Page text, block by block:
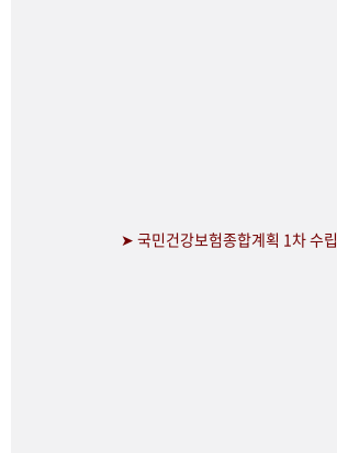
➤ 국민건강보험종합계획 1차 수립